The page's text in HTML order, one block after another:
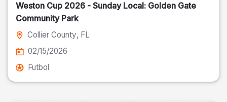
Weston Cup 2026 - Sunday Local: Golden Gate
Community Park
Collier County, FL
02/15/2026
Futbol